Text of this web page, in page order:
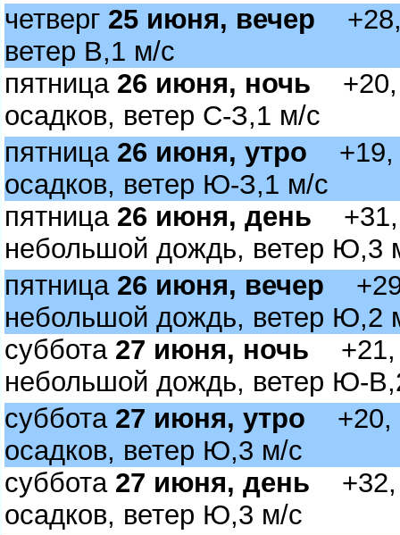
четвер 25 июня, вечер +28,
етер В,1 м/с
пятница 26 июня, ночь +20,
осадков, ветер С-З,1 м/с
пятница 26 июня, утро +19,
осадков, ветер Ю-З,1 м/с
пятница 26 июня, день +31,
небольшой дождь, ветер Ю,3
пятница 26 июня, вечер
небольшой дождь, ветер Ю,2
суббота 27 июня, ночь +21,
небольшой дождь, ветер Ю-
суббота 27 июня, утро +20,
осадков, ветер Ю,3 м/с
суббота 27 июня, день +32,
осадков, ветер Ю,3 м/с